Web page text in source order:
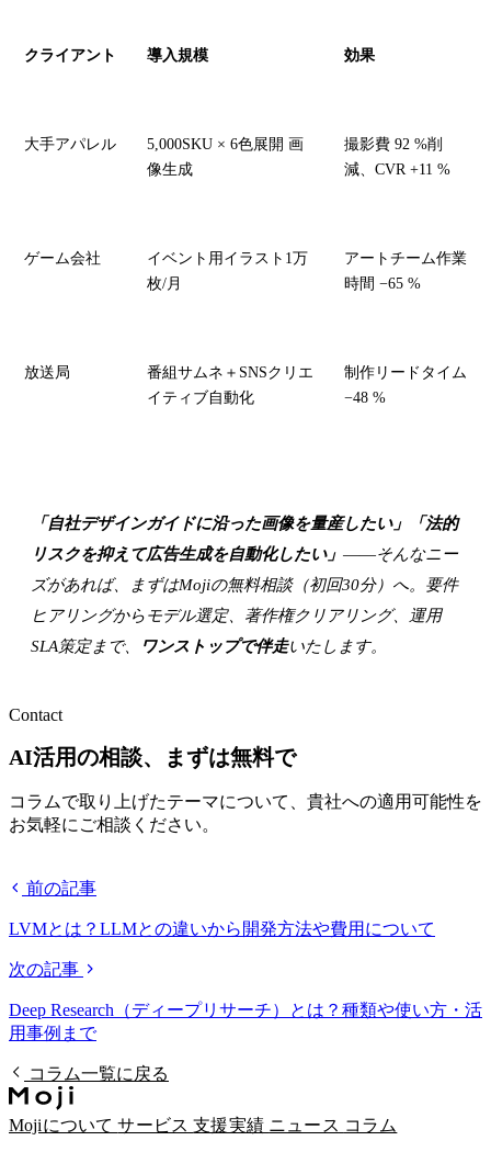
クライアント 導入規模 効果
大手アパレル
5,000SKU × 6色展開 画
像生成
撮影費 92 %削
減、CVR +11 %
ゲーム会社
イベント用イラスト1万
枚/月
アートチーム作業
時間 −65 %
放送局
番組サムネ＋SNSクリエ
イティブ自動化
制作リードタイム
−48 %
「自社デザインガイドに沿った画像を量産したい」「法的
リスクを抑えて広告生成を自動化したい」 ――そんなニー
ズがあれば、まずはMojiの無料相談（初回30分）へ。要件
ヒアリングからモデル選定、著作権クリアリング、運用
SLA策定まで、
ワンストップで伴走いたします。
Contact
AI活用の相談、まずは無料で
コラムで取り上げたテーマについて、貴社への適用可能性を
お気軽にご相談ください。
前の記事
LVMとは？LLMとの違いから開発方法や費用について
次の記事
Deep Research（ディープリサーチ）とは？種類や使い方・活
用事例まで
コラム一覧に戻る
Mojiについてサービス支援実績 ニュース コラム